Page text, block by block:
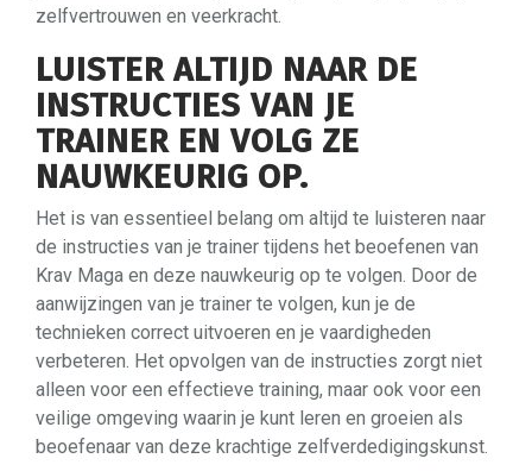
zelfvertrouwen en veerkracht.
LUISTER ALTIJD NAAR DE
INSTRUCTIES VAN JE
TRAINER EN VOLG ZE
NAUWKEURIG OP.
Het is van essentieel belang om altijd te luisteren naar
de instructies van je trainer tijdens het beoefenen van
Krav Maga en deze nauwkeurig op te volgen. Door de
aanwijzingen van je trainer te volgen, kun je de
technieken correct uitvoeren en je vaardigheden
verbeteren. Het opvolgen van de instructies zorgt niet
alleen voor een effectieve training, maar ook voor een
veilige omgeving waarin je kunt leren en groeien als
beoefenaar van deze krachtige zelfverdedigingskunst.